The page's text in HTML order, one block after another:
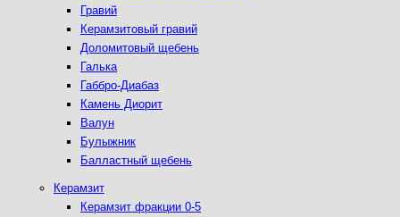
Гравий
Керамзитовый гравий
Доломитовый щебень
Галька
Габбро-Диабаз
Камень Диорит
Валун
Булыжник
Балластный щебень
Керамзит
Керамзит фракции 0-5